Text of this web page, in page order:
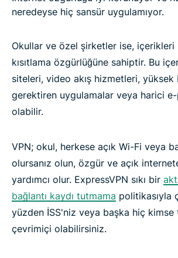
neredeyse hiç sansür uygulamıyor.
Okullar ve özel şirketler ise, içerikleri
kısıtlama özgürlüğüne sahiptir. Bu
siteleri, video akış hizmetleri, yüksek
gerektiren uygulamalar veya harici
olabilir.
VPN; okul, herkese açık Wi-Fi veya
olursanız olun, özgür ve açık
yardımcı olur. ExpressVPN sıkı bir
bağlantı kaydı tutmama politikasıyla
yüzden İSS'niz veya başka hiç
çevrimiçi olabilirsiniz.